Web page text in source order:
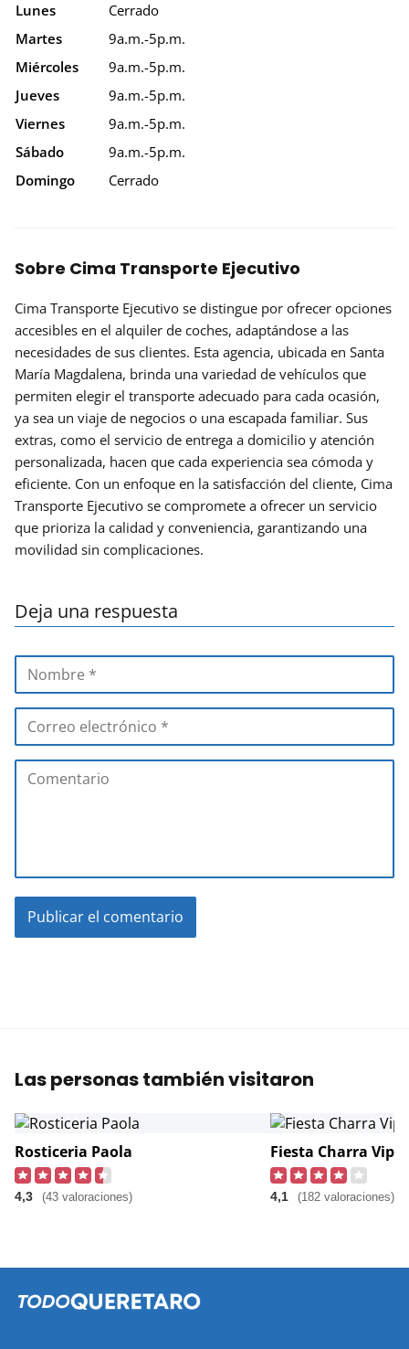
Lunes
Cerrado
Martes
9a.m.-5p.m.
Miércoles
9a.m.-5p.m.
Jueves
9a.m.-5p.m.
Viernes
9a.m.-5p.m.
Sábado
9a.m.-5p.m.
Domingo
Cerrado
Sobre Cima Transporte Ejecutivo
Cima Transporte Ejecutivo se distingue por ofrecer opciones
accesibles en el alquiler de coches, adaptándose a las
necesidades de sus clientes. Esta agencia, ubicada en Santa
María Magdalena, brinda una variedad de vehículos que
permiten elegir el transporte adecuado para cada ocasión,
ya sea un viaje de negocios o una escapada familiar. Sus
extras, como el servicio de entrega a domicilio y atención
personalizada, hacen que cada experiencia sea cómoda y
eficiente. Con un enfoque en la satisfacción del cliente, Cima
Transporte Ejecutivo se compromete a ofrecer un servicio
que prioriza la calidad y conveniencia, garantizando una
movilidad sin complicaciones.
Deja una respuesta
Las personas también visitaron
Rosticeria Paola
4,3 (43 valoraciones)
Fiesta Charra Vip
4,1 (182 valoraciones)